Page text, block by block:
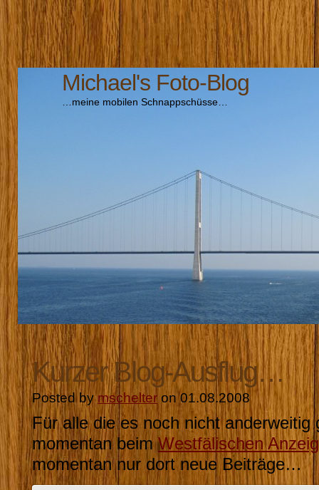
Michael's Foto-Blog
…meine mobilen Schnappschüsse…
Kurzer Blog-Ausflug…
Posted bymschelter on 01.08.2008
Für alle die es noch nicht anderweitig
momentan beimWestfälischen
momentan nur dort neue Beiträge…